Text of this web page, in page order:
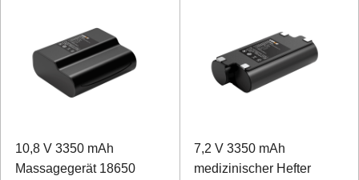
10,8 V 3350 mAh
Massagegerät 18650
7,2 V 3350 mAh
medizinischer Hefter